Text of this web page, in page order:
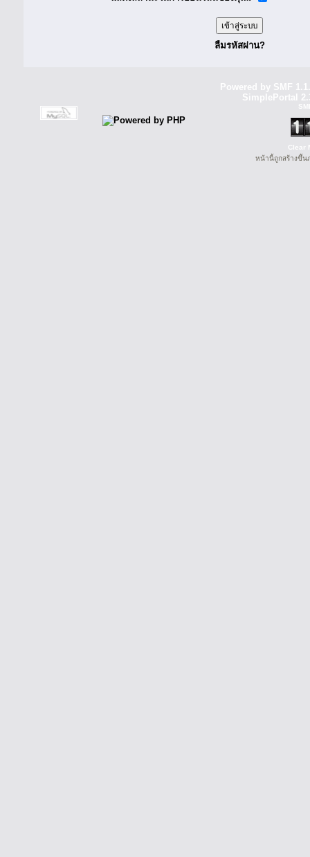
ลืมรหัสผ่าน?
Powered by SMF
SimplePortal
Clear
หน้านี้ถูกสร้างขึ้น